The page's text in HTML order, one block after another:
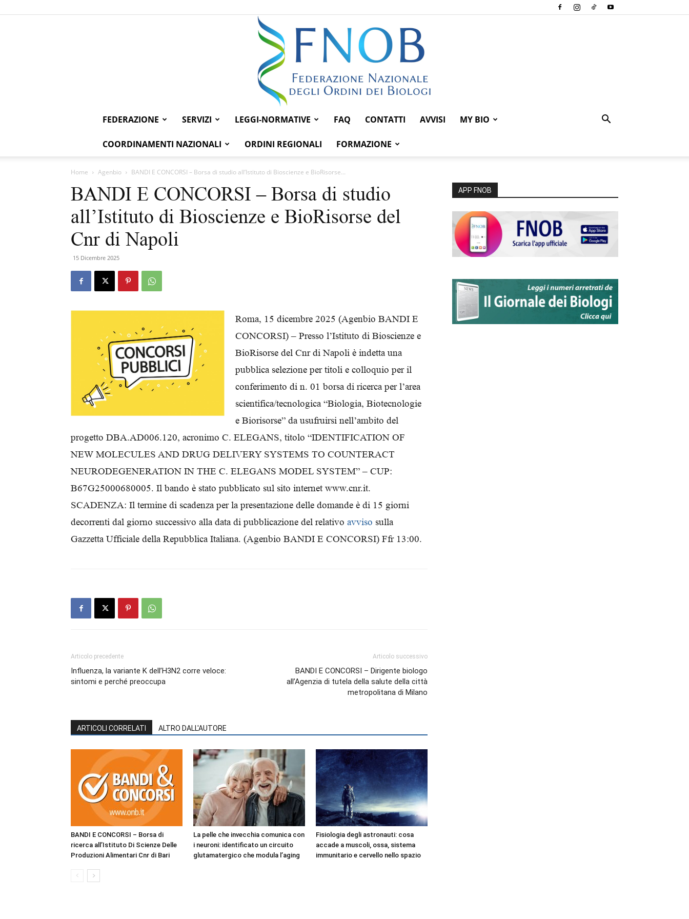
Federazione
Ordini
dei
Biologi
FEDERAZIONE SERVIZI LEGGI-NORMATIVE FAQ CONTATTI AVVISI MY BIO
COORDINAMENTI NAZIONALI ORDINI REGIONALI FORMAZIONE
Home Agenbio BANDI E CONCORSI – Borsa di studio all’Istituto di Bioscienze e BioRisorse...
BANDI E CONCORSI – Borsa di studio
all’Istituto di Bioscienze e BioRisorse del
Cnr di Napoli
15 Dicembre 2025
Roma, 15 dicembre 2025 (Agenbio BANDI E
CONCORSI) – Presso l’Istituto di Bioscienze e
BioRisorse del Cnr di Napoli è indetta una
pubblica selezione per titoli e colloquio per il
conferimento di n. 01 borsa di ricerca per l’area
scientifica/tecnologica “Biologia, Biotecnologie
e Biorisorse” da usufruirsi nell’ambito del
progetto DBA.AD006.120, acronimo C. ELEGANS, titolo “IDENTIFICATION OF
NEW MOLECULES AND DRUG DELIVERY SYSTEMS TO COUNTERACT
NEURODEGENERATION IN THE C. ELEGANS MODEL SYSTEM” – CUP:
B67G25000680005. Il bando è stato pubblicato sul sito internet www.cnr.it.
SCADENZA: Il termine di scadenza per la presentazione delle domande è di 15 giorni
decorrenti dal giorno successivo alla data di pubblicazione del relativo avviso sulla
Gazzetta Ufficiale della Repubblica Italiana. (Agenbio BANDI E CONCORSI) Ffr 13:00.
Articolo precedente
Influenza, la variante K dell’H3N2 corre veloce:
sintomi e perché preoccupa
Articolo successivo
BANDI E CONCORSI – Dirigente biologo
all’Agenzia di tutela della salute della città
metropolitana di Milano
ARTICOLI CORRELATI ALTRO DALL'AUTORE
BANDI E CONCORSI – Borsa di
ricerca all’Istituto Di Scienze Delle
Produzioni Alimentari Cnr di Bari
La pelle che invecchia comunica con
i neuroni: identificato un circuito
glutamatergico che modula l’aging
Fisiologia degli astronauti: cosa
accade a muscoli, ossa, sistema
immunitario e cervello nello spazio
APP FNOB